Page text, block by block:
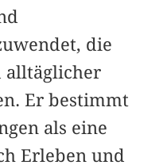
die
alltäglicher
Er bestimmt
als eine
Erleben und